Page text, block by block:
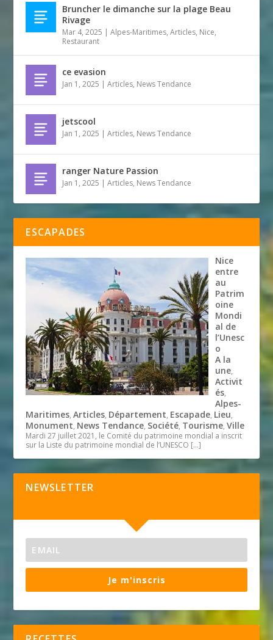
Bruncher le dimanche sur la plage Beau
Rivage
Mar 4, 2025 |Alpes-Maritimes,Articles, Nice,
Restaurant
ce evasion
Jan 1, 2025 |Articles, News Tendance
jetscool
Jan 1, 2025 |Articles, News Tendance
ranger Nature Passion
Jan 1, 2025 |Articles, News Tendance
ESCAPADES
Nice
entre
au
Patrim
oine
Mondi
al de
l’Unesc
o
A la
une,
Activit
és,
Alpes-
Maritimes,Articles, Département, Escapade, Lieu,
Monument, News Tendance, Société, Tourisme,Ville
Mardi 27 juillet 2021, le Comité du patrimoine mondial a inscrit
sur la Liste du patrimoine mondial de l’UNESCO […]
NEWSLETTER
Je m'inscris